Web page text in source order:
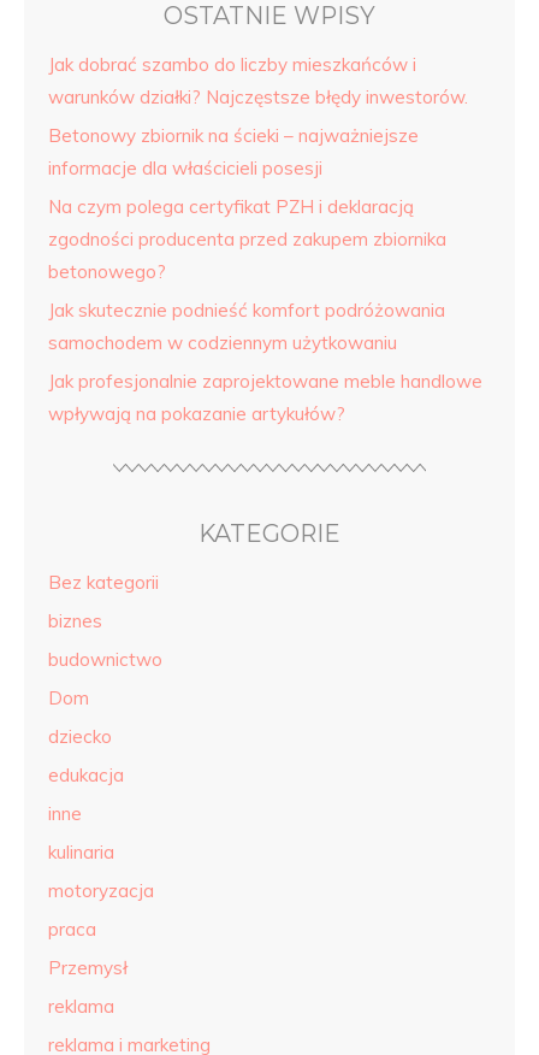
OSTATNIE WPISY
Jak dobrać szambo do liczby mieszkańców i
warunków działki? Najczęstsze błędy inwestorów.
Betonowy zbiornik na ścieki – najważniejsze
informacje dla właścicieli posesji
Na czym polega certyfikat PZH i deklaracją
zgodności producenta przed zakupem zbiornika
betonowego?
Jak skutecznie podnieść komfort podróżowania
samochodem w codziennym użytkowaniu
Jak profesjonalnie zaprojektowane meble handlowe
wpływają na pokazanie artykułów?
KATEGORIE
Bez kategorii
biznes
budownictwo
Dom
dziecko
edukacja
inne
kulinaria
motoryzacja
praca
Przemysł
reklama
reklama i marketing